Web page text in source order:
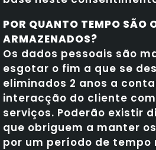
POR QUANTO TEMPO SÃO
ARMAZENADOS?
Os dados pessoais são
esgotar o fim a que se
eliminados 2 anos a
interacção do cliente
serviços. Poderão existir
que obriguem a manter
por um período de tempo